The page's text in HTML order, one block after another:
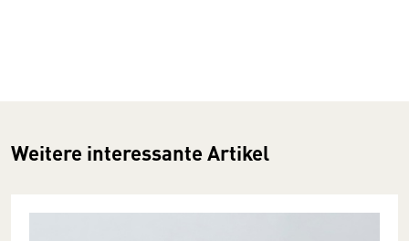
Weitere interessante Artikel